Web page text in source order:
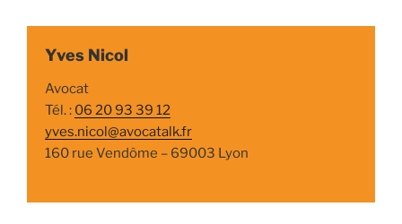
Yves Nicol
Avocat
Tél. : 06 20 93 39 12
yves.nicol@avocatalk.fr
160 rue Vendôme – 69003 Lyon